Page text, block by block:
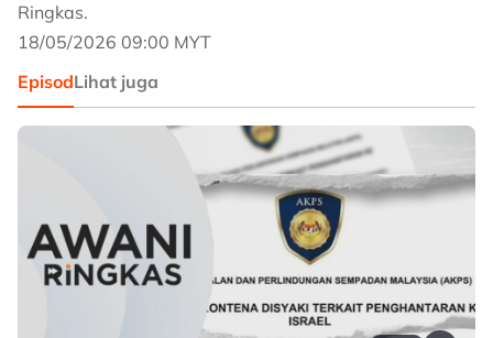
Ringkas.
18/05/2026 09:00 MYT
EpisodLihat juga